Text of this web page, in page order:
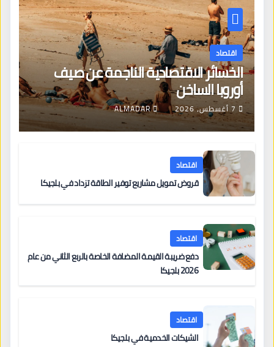
اقتصاد
الخسائر الاقتصادية الناجمة عن صيف
أوروبا الساخن
7 أغسطس، 2026 ALMADAR
اقتصاد
قروض تمويل مشاريع توفير الطاقة تزداد في بلجيكا
اقتصاد
دفع ضريبة القيمة المضافة الخاصة بالربع الثاني من عام
2026 بلجيكا
اقتصاد
الشيكات الخدمية في بلجيكا